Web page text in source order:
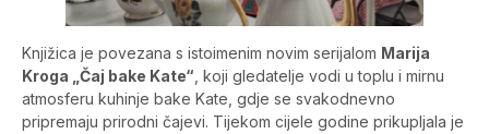
Knjižica je povezana s istoimenim novim serijalom Marija
Kroga „Čaj bake Kate“ , koji gledatelje vodi u toplu i mirnu
atmosferu kuhinje bake Kate, gdje se svakodnevno
pripremaju prirodni čajevi. Tijekom cijele godine prikupljala je